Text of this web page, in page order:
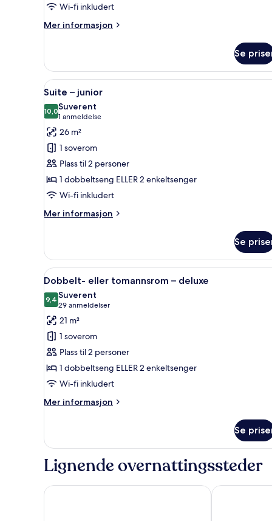
Wi-fi inkludert
Mer informasjon
Mer
Junior
Suite
Se
Åpne
alle
bildene
av
Suite
–
junior
Sengetøy av topp kvalitet,
6
Suite – junior
10,010,0 av 10
Suverent
1 anmeldelse
(1
anmeldelse)
26 m²
1 soverom
Plass til 2 personer
1 dobbeltseng ELLER 2 enkeltsenger
Wi-fi inkludert
Mer informasjon
Mer
–
junior
Se
Åpne
alle
bildene
av
Dobbelt-
eller
tomannsrom
–
deluxe
Dobbelt- eller tomannsrom –
5
Dobbelt- eller tomannsrom – deluxe
9,49,4 av 10
Suverent
29 anmeldelser
(29
anmeldelser)
21 m²
1 soverom
Plass til 2 personer
1 dobbeltseng ELLER 2 enkeltsenger
Wi-fi inkludert
Mer informasjon
Mer
eller
Se
Lignende overnattingssteder
Starhotels Anderson Palazzo